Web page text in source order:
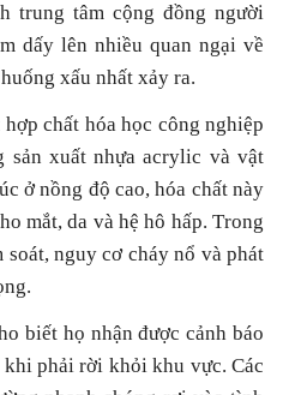
trung tâm cộng đồng người
dấy lên nhiều quan ngại về
xấu nhất xảy ra.
chất hóa học công nghiệp
sản xuất nhựa acrylic và vật
ở nồng độ cao, hóa chất này
mắt, da và hệ hô hấp. Trong
nguy cơ cháy nổ và phát
biết họ nhận được cảnh báo
phải rời khỏi khu vực. Các